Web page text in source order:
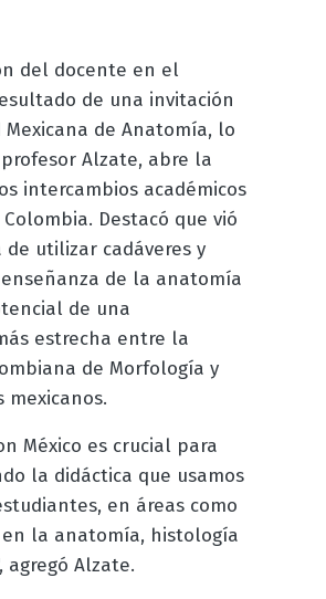
del docente en el
de una invitación
Mexicana de Anatomía, lo
Alzate, abre la
intercambios académicos
Destacó que vió
utilizar cadáveres y
de la anatomía
de una
estrecha entre la
de Morfología y
mexicanos.
México es crucial para
la didáctica que usamos
en áreas como
la anatomía, histología
agregó Alzate.